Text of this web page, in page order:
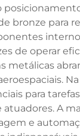
para
de operar
metálicas
para
A
e